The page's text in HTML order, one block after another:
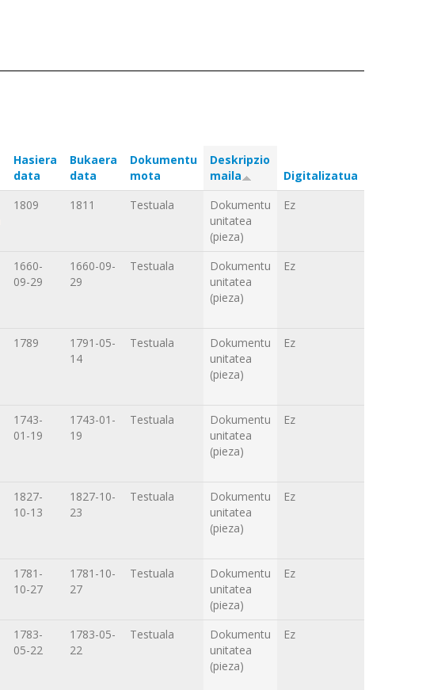
Hasiera
data
Bukaera
data
Dokumentu
mota
Deskripzio
maila
Digitalizatua
1809 1811 Testuala
Dokumentu
unitatea
(pieza)
Ez
1660-
09-29
1660-09-
29
Testuala
Dokumentu
unitatea
(pieza)
Ez
1789
1791-05-
14
Testuala
Dokumentu
unitatea
(pieza)
Ez
1743-
01-19
1743-01-
19
Testuala
Dokumentu
unitatea
(pieza)
Ez
1827-
10-13
1827-10-
23
Testuala
Dokumentu
unitatea
(pieza)
Ez
1781-
10-27
1781-10-
27
Testuala
Dokumentu
unitatea
(pieza)
Ez
1783-
05-22
1783-05-
22
Testuala
Dokumentu
unitatea
(pieza)
Ez